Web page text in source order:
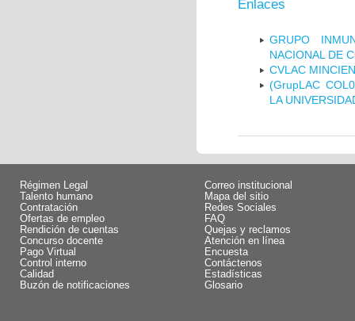
Enlaces
GRUPO
NACIONAL DE
CVLAC
(GrupLAC
LA
Régimen Legal
Talento humano
Contratación
Ofertas de empleo
Rendición de cuentas
Concurso docente
Pago Virtual
Control interno
Calidad
Buzón de notificaciones
Correo institucional
Mapa del sitio
Redes Sociales
FAQ
Quejas y reclamos
Atención en línea
Encuesta
Contáctenos
Estadísticas
Glosario